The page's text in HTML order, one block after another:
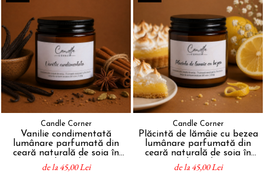
Candle Corner
Vanilie condimentată
lumânare parfumată din
ceară naturală de soia în
sticlă ambră
de la 45,00 Lei
Candle Corner
Plăcintă de lămâie cu bezea
lumânare parfumată din
ceară naturală de soia în
sticlă ambră
de la 45,00 Lei